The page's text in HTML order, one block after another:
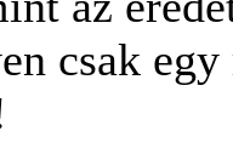
csak